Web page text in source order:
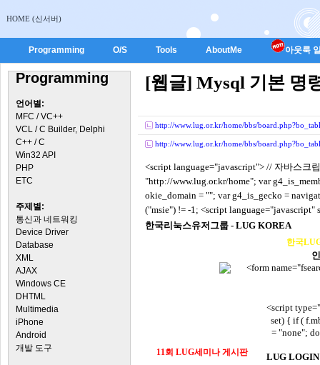
HOME (신서버)
Programming O/S Tools AboutMe 아웃룩
Programming
언어별:
MFC / VC++
VCL / C Builder, Delphi
C++ / C
Win32 API
PHP
ETC
주제별:
통신과 네트워킹
Device Driver
Database
XML
AJAX
Windows CE
DHTML
Multimedia
iPhone
Android
개발 도구
[웹글] Mysql 기본 명
http://www.lug.or.kr/home/bbs/
http://www.lug.or.kr/home/bbs/
<script language="javascript"> // 자바스크
"http://www.lug.or.kr/home"; var
okie_domain = ""; var g4_is_gecko =
("msie") != -1; <script language="javascript"
한국리눅스유저그룹 - LUG KOREA
한국
<form
11회 LUG세미나 게시판
<script
set) { if (
= "none";
LUG